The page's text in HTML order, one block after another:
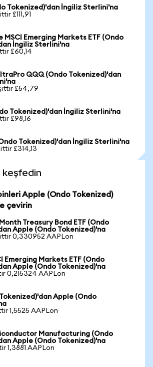
Tokenized)'dan İngiliz Sterlini'na
£111,91
MSCI Emerging Markets ETF (Ondo
İngiliz Sterlini'na
£60,14
QQQ (Ondo Tokenized)'dan
£54,79
Tokenized)'dan İngiliz Sterlini'na
£98,16
Tokenized)'dan İngiliz Sterlini'na
£314,13
keşfedin
Apple (Ondo Tokenized)
çevirin
Treasury Bond ETF (Ondo
Apple (Ondo Tokenized)'na
0,330952 AAPLon
Emerging Markets ETF (Ondo
Apple (Ondo Tokenized)'na
0,215324 AAPLon
Apple (Ondo
1,5525 AAPLon
Manufacturing (Ondo
Apple (Ondo Tokenized)'na
1,3881 AAPLon